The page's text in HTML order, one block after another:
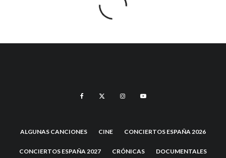
ALGUNAS CANCIONES CINE CONCIERTOS ESPAÑA 2026
CONCIERTOS ESPAÑA 2027 CRÓNICAS DOCUMENTALES